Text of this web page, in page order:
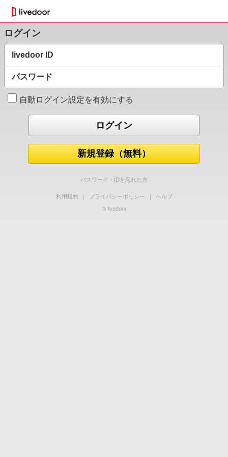
ログイン
livedoor ID
パスワード
自動ログイン設定を有効にする
新規登録（無料）
パスワード・IDを忘れた方
利用規約 ｜ プライバシーポリシー ｜
ヘルプ
© livedoor